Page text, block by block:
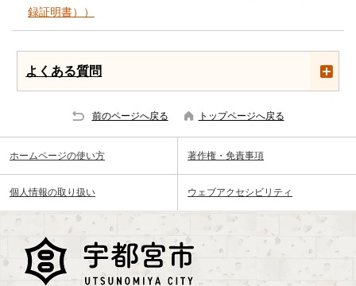
録証明書））
よくある質問
前のページへ戻る トップページへ戻る
ホームページの使い方 著作権・免責事項
個人情報の取り扱い ウェブアクセシビリティ